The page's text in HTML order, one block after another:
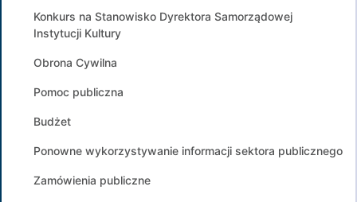
Konkurs na Stanowisko Dyrektora Samorządowej
Instytucji Kultury
Obrona Cywilna
Pomoc publiczna
Budżet
Ponowne wykorzystywanie informacji sektora publicznego
Zamówienia publiczne